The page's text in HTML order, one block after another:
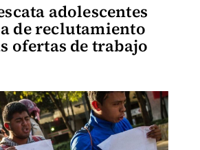
adolescentes
de reclutamiento
ofertas de trabajo